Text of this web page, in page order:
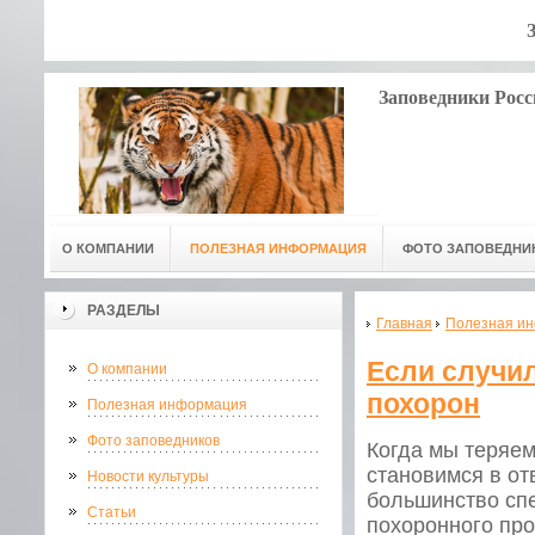
Заповедники
О КОМПАНИИ ПОЛЕЗНАЯ ИНФОРМАЦИЯ ФОТО
РАЗДЕЛЫ
О компании
Полезная информация
Фото заповедников
Новости культуры
Статьи
Главная Полезная
Если
похорон
Когда мы
становимся в
большинство
похоронного